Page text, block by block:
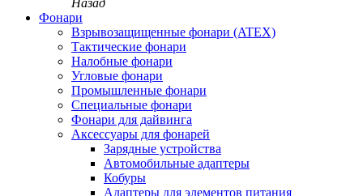
Фонари
Взрывозащищенные фонари (ATEX)
Тактические фонари
Налобные фонари
Угловые фонари
Промышленные фонари
Специальные фонари
Фонари для дайвинга
Аксессуары для фонарей
Зарядные устройства
Автомобильные адаптеры
Кобуры
Адаптеры для элементов питания